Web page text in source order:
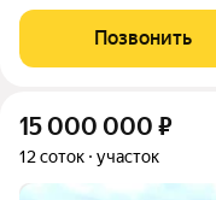
Круглогодичный
ГРАНИЦЕ. В шаговой
Позвонить
15 000 000 ₽
12 соток участок